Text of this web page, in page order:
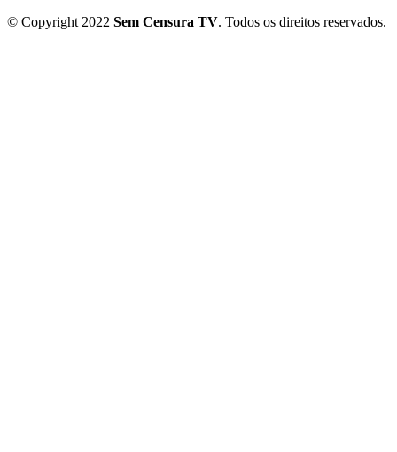
© Copyright 2022 Sem Censura TV. Todos os direitos reservados.